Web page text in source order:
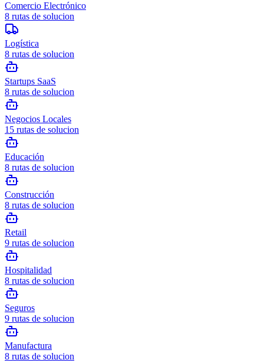
Comercio Electrónico
8 rutas de solucion
Logística
8 rutas de solucion
Startups SaaS
8 rutas de solucion
Negocios Locales
15 rutas de solucion
Educación
8 rutas de solucion
Construcción
8 rutas de solucion
Retail
9 rutas de solucion
Hospitalidad
8 rutas de solucion
Seguros
9 rutas de solucion
Manufactura
8 rutas de solucion